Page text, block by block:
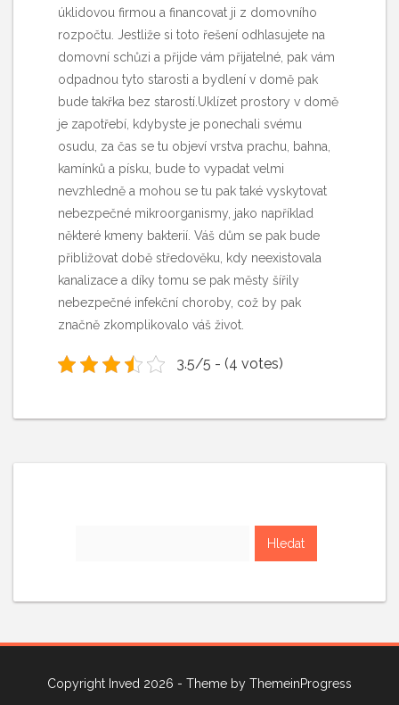
úklidovou firmou a financovat ji z domovního
rozpočtu. Jestliže si toto řešení odhlasujete na
domovní schůzi a přijde vám přijatelné, pak vám
odpadnou tyto starosti a bydlení v domě pak
bude takřka bez starostí.Uklízet prostory v domě
je zapotřebí, kdybyste je ponechali svému
osudu, za čas se tu objeví vrstva prachu, bahna,
kamínků a písku, bude to vypadat velmi
nevzhledně a mohou se tu pak také vyskytovat
nebezpečné mikroorganismy, jako například
některé kmeny bakterií. Váš dům se pak bude
přibližovat době středověku, kdy neexistovala
kanalizace a díky tomu se pak městy šířily
nebezpečné infekční choroby, což by pak
značně zkomplikovalo váš život.
3.5/5 - (4 votes)
Copyright Inved 2026 - Theme by ThemeinProgress